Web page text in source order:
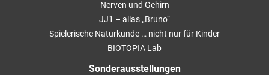
Nerven und Gehirn
JJ1 – alias „Bruno“
Spielerische Naturkunde … nicht nur für Kinder
BIOTOPIA Lab
Sonderausstellungen